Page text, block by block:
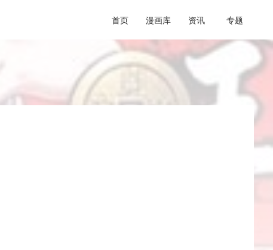
首页 漫画库 资讯 专题